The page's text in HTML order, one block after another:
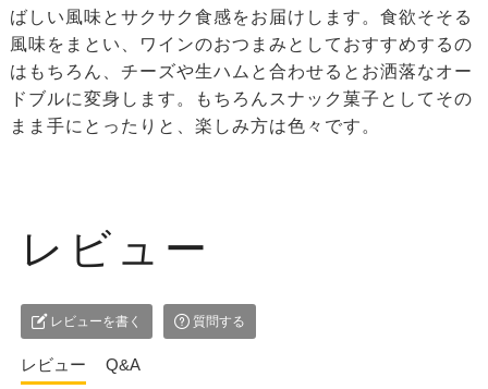
ばしい風味とサクサク食感をお届けします。食欲そそる
風味をまとい、ワインのおつまみとしておすすめするの
はもちろん、チーズや生ハムと合わせるとお洒落なオー
ドブルに変身します。もちろんスナック菓子としてその
まま手にとったりと、楽しみ方は色々です。
レビュー
レビューを書く 質問する
レビュー Q&A